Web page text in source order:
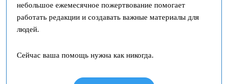
небольшое ежемесячное пожертвование помогает
работать редакции и создавать важные материалы для
людей.
Сейчас ваша помощь нужна как никогда.